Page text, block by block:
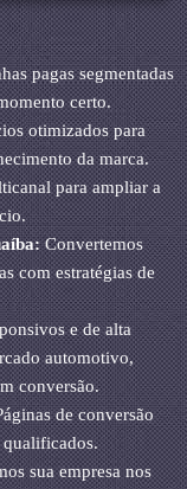
pagas segmentadas
certo.
otimizados para
da marca.
para ampliar a
Convertemos
com estratégias de
e de alta
automotivo,
conversão.
de conversão
qualificados.
sua empresa nos